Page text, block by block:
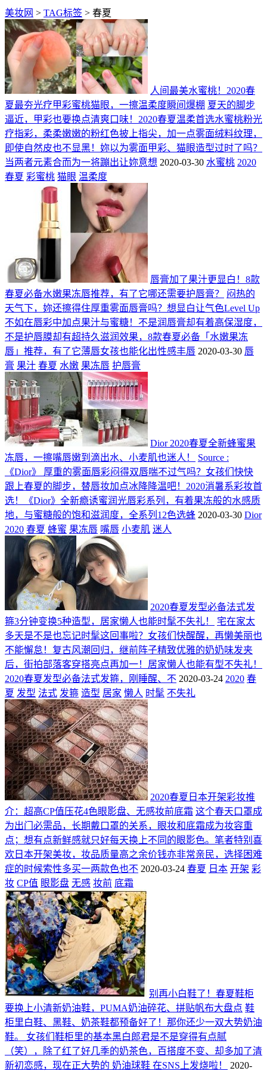
美妆网 > TAG标签 > 春夏
人间最美水蜜桃！2020春
夏最夯光疗甲彩蜜桃猫眼，一擦温柔度瞬间爆棚 夏天的脚步
逼近，甲彩也要换点清爽口味！2020春夏温柔首选水蜜桃粉光
疗指彩，柔柔嫩嫩的粉红色披上指尖，加一点雾面绒料纹理，
即使自然皮也不显黑！妳以为雾面甲彩、猫眼造型过时了吗？
当两者元素合而为一将蹦出让妳意想 2020-03-30 水蜜桃 2020
春夏 彩蜜桃 猫眼 温柔度
唇膏加了果汁更显白！8款
春夏必备水嫩果冻唇推荐，有了它哪还需要护唇膏？
闷热的
天气下，妳还擦得住厚重雾面唇膏吗？想显白让气色Level Up
不如在唇彩中加点果汁与蜜糖！不是润唇膏却有着高保湿度，
不是护唇膜却有超持久滋润效果，8款春夏必备「水嫩果冻
唇」推荐，有了它薄唇女孩也能化出性感丰唇 2020-03-30 唇
膏 果汁 春夏 水嫩 果冻唇 护唇膏
Dior 2020春夏全新蜂蜜果
冻唇，一擦嘴唇嫩到滴出水、小麦肌也迷人！
Source :
《Dior》 厚重的雾面唇彩闷得双唇喘不过气吗？女孩们快快
跟上春夏的脚步，替唇妆加点冰降降温吧！2020消暑系彩妆首
选！《Dior》全新瘾诱蜜润光唇彩系列，有着果冻般的水感质
地，与蜜糖般的饱和滋润度，全系列12色选蜂 2020-03-30 Dior
2020 春夏 蜂蜜 果冻唇 嘴唇 小麦肌 迷人
2020春夏发型必备法式发
箍3分钟变换5种造型，居家懒人也能时髦不失礼！
宅在家太
多天是不是也忘记时髦这回事啦？女孩们快醒醒，再懒美丽也
不能懈怠！复古风潮回归，继前阵子精致优雅的奶奶味发夹
后，街拍部落客穿搭亮点再加一！居家懒人也能有型不失礼！
2020春夏发型必备法式发箍，刚睡醒、不 2020-03-24 2020 春
夏 发型 法式 发箍 造型 居家 懒人 时髦 不失礼
2020春夏日本开架彩妆推
介：超高CP值压花4色眼影盘、无感妆前底霜 这个春天口罩成
为出门必需品，长期戴口罩的关系，眼妆和底霜成为妆容重
点；想有点新鲜感就只好每天换上不同的眼影色。笔者特别喜
欢日本开架美妆，妆品质量高之余价钱亦非常亲民，选择困难
症的时候索性多买一两款色也不 2020-03-24 春夏 日本 开架 彩
妆 CP值 眼影盘 无感 妆前 底霜
别再小白鞋了！春夏鞋柜
要换上小清新奶油鞋，PUMA奶油碎花、拼贴帆布大盘点 鞋
柜里白鞋、黑鞋、奶茶鞋都预备好了！那你还少一双大势奶油
鞋。 女孩们鞋柜里的基本黑白郎君是不是穿得有点腻
（笑），除了红了好几季的奶茶色，百搭度不变、却多加了清
新初恋感，现在正大势的 奶油球鞋 在SNS上发烧啦！
2020-